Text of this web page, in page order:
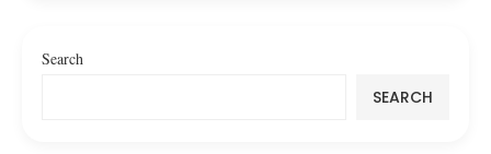
Search
SEARCH